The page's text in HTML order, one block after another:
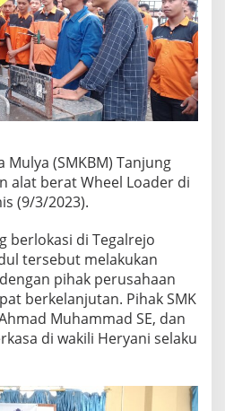
Mulya (SMKBM) Tanjung
alat berat Wheel Loader di
(9/3/2023).
berlokasi di Tegalrejo
tersebut melakukan
pihak perusahaan
berkelanjutan. Pihak SMK
Muhammad SE, dan
di wakili Heryani selaku